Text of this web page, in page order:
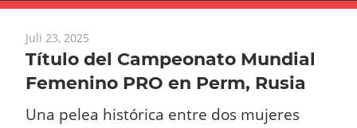
Juli 23, 2025
Título del Campeonato Mundial
Femenino PRO en Perm, Rusia
Una pelea histórica entre dos mujeres